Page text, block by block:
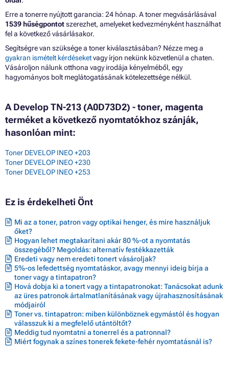
Erre a tonerre nyújtott garancia: 24 hónap. A toner megvásárlásával
1539 hűségpontotszerezhet, amelyeket kedvezményként használhat
fel a következő vásárlásakor.
Segítségre van szüksége a toner kiválasztásában? Nézze meg a
gyakran ismételt kérdéseketvagy írjon nekünk közvetlenül a chaten.
Vásároljon nálunk otthona vagy irodája kényelméből, egy
hagyományos bolt meglátogatásának kötelezettsége nélkül.
A Develop TN-213 (A0D73D2) - toner, magenta
terméket a következő nyomtatókhoz szánják,
hasonlóan mint:
Toner DEVELOP INEO +203
Toner DEVELOP INEO +230
Toner DEVELOP INEO +253
Ez is érdekelheti Önt
Mi az a toner, patron vagy optikai henger, és mire használjuk
őket?
Hogyan lehet megtakarítani akár 80 %-ot a nyomtatás
összegéből? Megoldás: alternatív festékkazetták
Eredeti vagy nem eredeti tonert vásároljak?
5%-os lefedettség nyomtatáskor, avagy mennyi ideig bírja a
toner vagy a tintapatron?
Hová dobja ki a tonert vagy a tintapatronokat: Tanácsokat adunk
az üres patronok ártalmatlanításának vagy újrahasznosításának
módjairól
Toner vs. tintapatron: miben különböznek egymástól és hogyan
válasszuk ki a megfelelő utántöltőt?
Meddig tud nyomtatni a tonerrel és a patronnal?
Miért fogynak a színes tonerek fekete-fehér nyomtatásnál is?